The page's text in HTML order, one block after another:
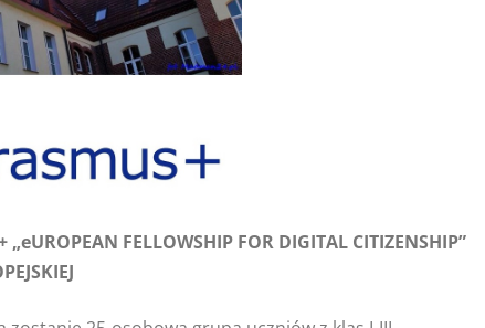
FELLOWSHIP FOR DIGITAL CITIZENSHIP”